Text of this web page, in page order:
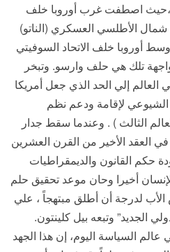
،حيث اصطفت غرب أوروبا خلف
الأطلسي العسكري (الناتو)
أوروبا خلف الاتحاد السوفيتي
تلك هي حلف وارسو. وتبخر
العالم إلي الحد الذي جعل أمريكا
لإقامة ودعم نظم
الثالث ) . وعندما سقط جدار
العقد الأخير من القرن العشرين
حكم القانون والديمقراطيات
أخيرا وحان موعد تحقيق حلم
لدرجة أن أطلق مبتهجاً ، علي
الجديد” وتبعه بيل كلينتون.
السياسة اليوم، إن هذا الجهد